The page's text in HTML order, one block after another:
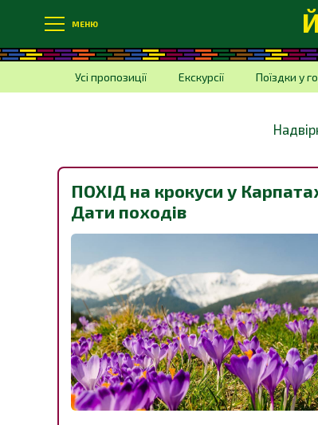
МЕНЮ
Усі пропозиції Екскурсії Поїздки у
ПОХІД на крокуси у
Дати походів